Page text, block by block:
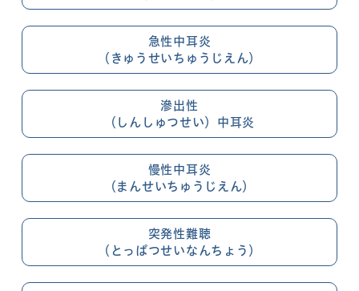
急性中耳炎
（きゅうせいちゅうじえん）
滲出性
（しんしゅつせい）中耳炎
慢性中耳炎
（まんせいちゅうじえん）
突発性難聴
（とっぱつせいなんちょう）